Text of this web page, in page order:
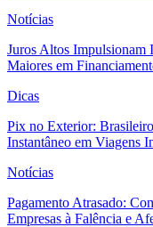
Notícias
Juros Altos Impulsionam
Maiores em
Dicas
Pix no Exterior:
Instantâneo em Viagens
Notícias
Pagamento Atrasado:
Empresas à Falência e